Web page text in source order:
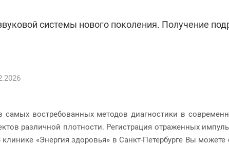
системы нового поколения. Получение
востребованных методов диагностики в
различной плотности. Регистрация отраженных
клинике «Энергия здоровья» в Санкт-Петербурге Вы